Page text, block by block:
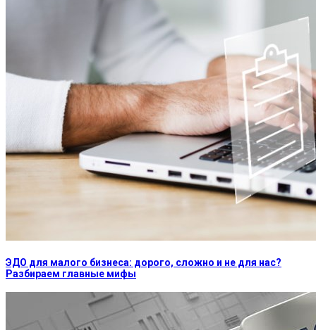
ЭДО для малого бизнеса: дорого, сложно и не для нас?
Разбираем главные мифы